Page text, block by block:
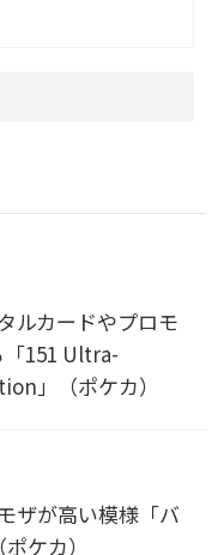
ルカードやプロモ
「151 Ultra-
」（ポケカ）
ザが高い模様「バ
ケカ）